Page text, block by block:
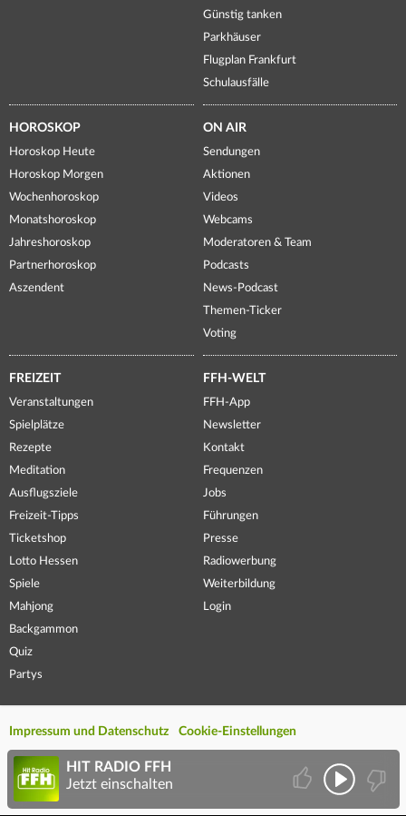
Günstig tanken
Parkhäuser
Flugplan Frankfurt
Schulausfälle
HOROSKOP
Horoskop Heute
Horoskop Morgen
Wochenhoroskop
Monatshoroskop
Jahreshoroskop
Partnerhoroskop
Aszendent
ON AIR
Sendungen
Aktionen
Videos
Webcams
Moderatoren & Team
Podcasts
News-Podcast
Themen-Ticker
Voting
FREIZEIT
Veranstaltungen
Spielplätze
Rezepte
Meditation
Ausflugsziele
Freizeit-Tipps
Ticketshop
Lotto Hessen
Spiele
Mahjong
Backgammon
Quiz
Partys
FFH-WELT
FFH-App
Newsletter
Kontakt
Frequenzen
Jobs
Führungen
Presse
Radiowerbung
Weiterbildung
Login
Impressum und Datenschutz Cookie-Einstellungen
HIT RADIO FFH
Jetzt einschalten